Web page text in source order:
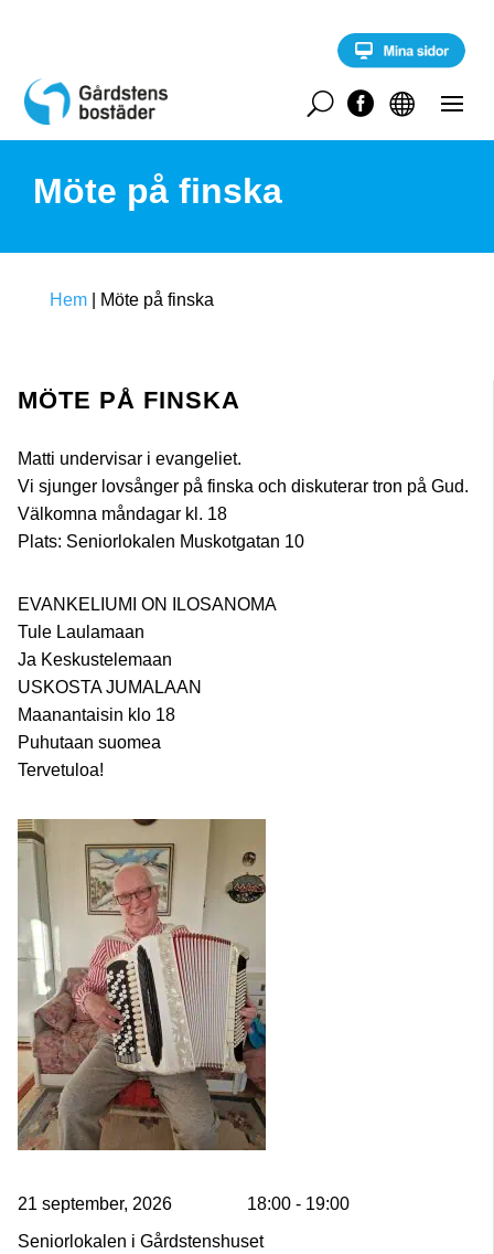
c
n


U
Möte på finska
Hem Möte på finska
MÖTE PÅ FINSKA
Matti undervisar i evangeliet.
Vi sjunger lovsånger på finska och diskuterar tron på Gud.
Välkomna måndagar kl. 18
Plats: Seniorlokalen Muskotgatan 10
EVANKELIUMI ON ILOSANOMA
Tule Laulamaan
Ja Keskustelemaan
USKOSTA JUMALAAN
Maanantaisin klo 18
Puhutaan suomea
Tervetuloa!
21 september, 2026
18:00 - 19:00
Seniorlokalen i Gårdstenshuset